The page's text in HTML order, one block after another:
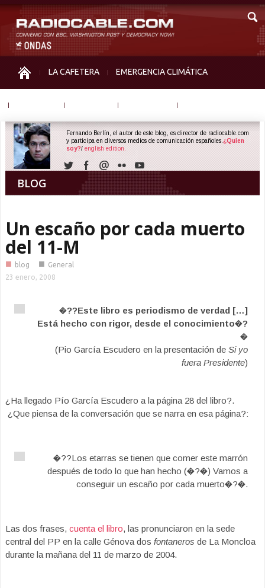
LA CAFETERA EMERGENCIA CLIMÁTICA
BLOG
Fernando Berlín, el autor de este blog, es director de radiocable.com
y participa en diversos medios de comunicación españoles. ¿Quien
soy?/ english edition.
Un escaño por cada muerto
del 11-M
■ blog ■ General
23 enero, 2008
�??Este libro es periodismo de verdad […]
Está hecho con rigor, desde el conocimiento�?
�
(Pio García Escudero en la presentación de Si yo
fuera Presidente)
¿Ha llegado Pío García Escudero a la página 28 del libro?.
¿Que piensa de la conversación que se narra en esa página?:
�??Los etarras se tienen que comer este marrón
después de todo lo que han hecho (�?�) Vamos a
conseguir un escaño por cada muerto�?�.
Las dos frases, cuenta el libro, las pronunciaron en la sede
central del PP en la calle Génova dos fontaneros de La Moncloa
durante la mañana del 11 de marzo de 2004.